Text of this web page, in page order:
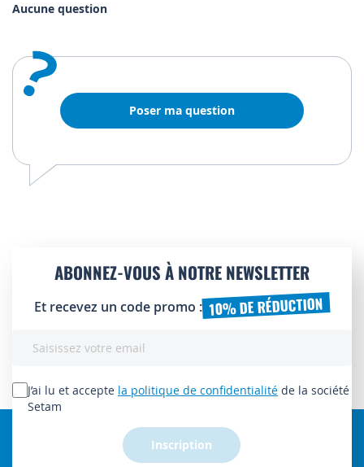
Aucune question
? Poser ma question
ABONNEZ-VOUS À NOTRE NEWSLETTER
Et recevez un code promo : 10% DE RÉDUCTION
lettre
d’information
J’ai lu et accepte la politique de confidentialité de la société
Setam
Inscription